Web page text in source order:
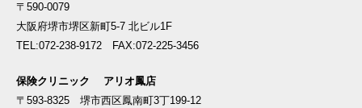
〒590-0079
大阪府堺市堺区新町5-7 北ビル1F
TEL:072-238-9172 FAX:072-225-3456
保険クリニック アリオ鳳店
〒593-8325 堺市西区鳳南町3丁199-12